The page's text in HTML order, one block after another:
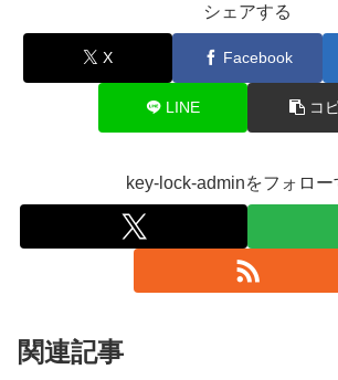
シェアする
X Facebook
LINE コ
key-lock-adminをフォロー
関連記事